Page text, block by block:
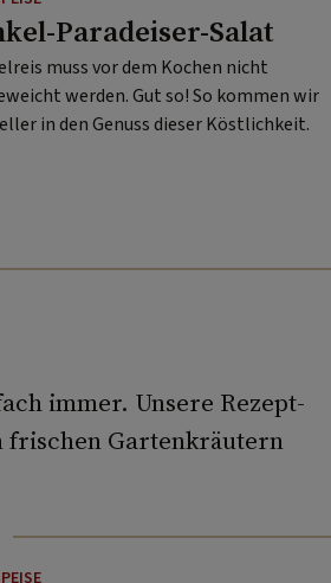
Paradeiser-Salat
muss vor dem Kochen nicht
werden. Gut so! So kommen wir
in den Genuss dieser Köstlichkeit.
immer. Unsere Rezept-
frischen Gartenkräutern